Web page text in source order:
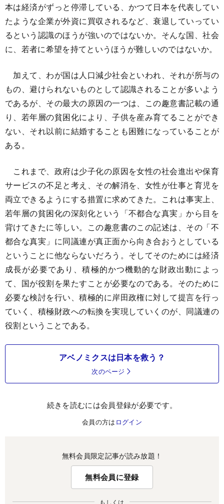
本は経済がずっと停滞している、かつて日本を代表してい
たような企業が外資に買収されるなど、衰退していってい
るという認識のほうが強いのではないか。そんな国、社会
に、若者に希望を持てというほうが難しいのではないか。
加えて、わが国は人口減少社会といわれ、それが所与の
もの、避けられないものとして認識されることが多いよう
であるが、その最大の原因の一つは、この趣意書記載の通
り、若年層の貧困化により、子供を産み育てることができ
ない、それ以前に結婚することも困難になっていることが
ある。
これまで、政府は少子化の原因を女性の社会進出や保育
サービスの不足と考え、その解消を、女性が仕事と育児を
両立できるようにする措置に求めてきた。これは事実上、
若年層の貧困化の深刻化という「不都合な真実」から目を
背けてきたに等しい。この趣意書のこの記述は、その「不
都合な真実」に同議連が真正面から向き合おうとしている
ということに他ならないだろう。そしてそのためには経済
成長が必要であり、積極的かつ機動的な財政出動によっ
て、国が役割を果たすことが必要なのである。そのために
必要な検討を行い、積極的に岸田政権に対して提言を行っ
ていく、積極財政への転換を実現していくのが、同議連の
役割ということである。
アベノミクスは日本を救う？
次のページ
続きを読むには会員登録が必要です。
会員の方は ログイン
無料会員限定記事が読み放題！
無料会員に登録
もしくは